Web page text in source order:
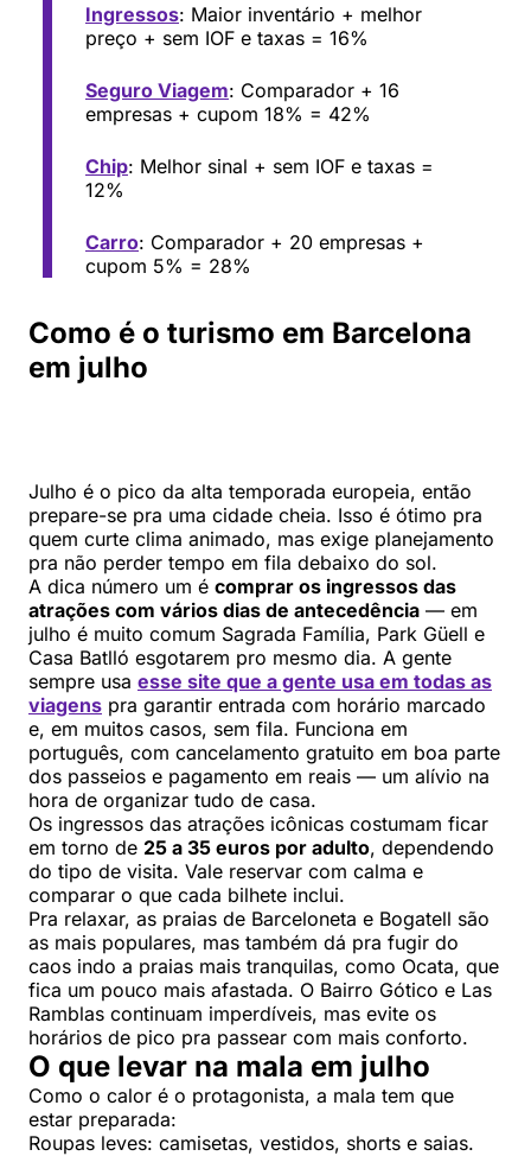
Ingressos: Maior inventário + melhor
preço + sem IOF e taxas = 16%
Seguro Viagem: Comparador + 16
empresas + cupom 18% = 42%
Chip: Melhor sinal + sem IOF e taxas =
12%
Carro: Comparador + 20 empresas +
cupom 5% = 28%
Como é o turismo em Barcelona
em julho
Julho é o pico da alta temporada europeia, então
prepare-se pra uma cidade cheia. Isso é ótimo pra
quem curte clima animado, mas exige planejamento
pra não perder tempo em fila debaixo do sol.
A dica número um é comprar os ingressos das
atrações com vários dias de antecedência — em
julho é muito comum Sagrada Família, Park Güell e
Casa Batlló esgotarem pro mesmo dia. A gente
sempre usa esse site que a gente usa em todas as
viagens pra garantir entrada com horário marcado
e, em muitos casos, sem fila. Funciona em
português, com cancelamento gratuito em boa parte
dos passeios e pagamento em reais — um alívio na
hora de organizar tudo de casa.
Os ingressos das atrações icônicas costumam ficar
em torno de 25 a 35 euros por adulto, dependendo
do tipo de visita. Vale reservar com calma e
comparar o que cada bilhete inclui.
Pra relaxar, as praias de Barceloneta e Bogatell são
as mais populares, mas também dá pra fugir do
caos indo a praias mais tranquilas, como Ocata, que
fica um pouco mais afastada. O Bairro Gótico e Las
Ramblas continuam imperdíveis, mas evite os
horários de pico pra passear com mais conforto.
O que levar na mala em julho
Como o calor é o protagonista, a mala tem que
estar preparada:
Roupas leves: camisetas, vestidos, shorts e saias.